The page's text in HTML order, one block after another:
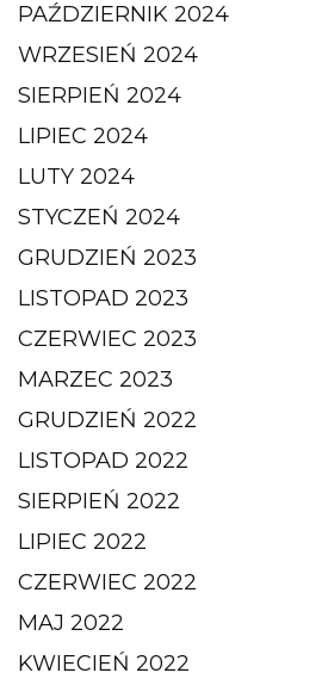
PAŹDZIERNIK 2024
WRZESIEŃ 2024
SIERPIEŃ 2024
LIPIEC 2024
LUTY 2024
STYCZEŃ 2024
GRUDZIEŃ 2023
LISTOPAD 2023
CZERWIEC 2023
MARZEC 2023
GRUDZIEŃ 2022
LISTOPAD 2022
SIERPIEŃ 2022
LIPIEC 2022
CZERWIEC 2022
MAJ 2022
KWIECIEŃ 2022